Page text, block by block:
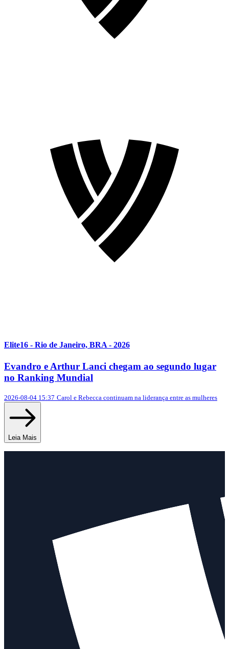
Elite16 - Rio de Janeiro, BRA - 2026
Evandro e Arthur Lanci chegam ao segundo lugar
no Ranking Mundial
2026-08-04 15:37 Carol e Rebecca continuam na liderança entre as mulheres
Leia Mais